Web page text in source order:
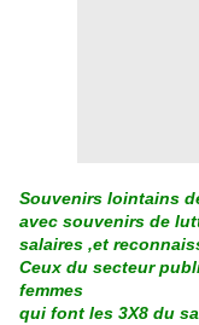
Souvenirs lointains
avec souvenirs de
salaires ,et
Ceux du secteur
femmes
qui font les 3X8 du